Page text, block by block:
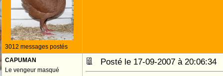
3012 messages postés
CAPUMAN
Le vengeur masqué
Posté le 17-09-2007 à